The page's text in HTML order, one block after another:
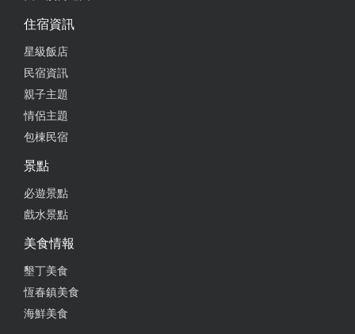
住宿資訊
星級飯店
民宿資訊
親子主題
情侶主題
包棟民宿
景點
必遊景點
戲水景點
美食情報
墾丁美食
恆春鎮美食
海鮮美食